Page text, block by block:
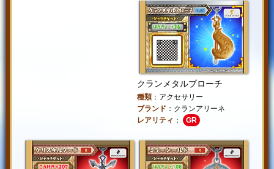
クランメタルブローチ
種類：アクセサリー
ブランド ：クランアリーネ
レアリティ ： GR